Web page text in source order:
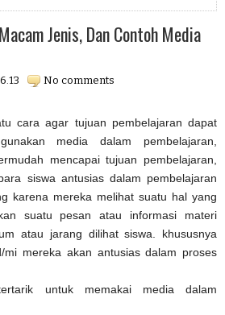
Jenis, Dan Contoh Media
No comments
cara agar tujuan pembelajaran dapat
media dalam pembelajaran,
mencapai tujuan pembelajaran,
siswa antusias dalam pembelajaran
karena mereka melihat suatu hal yang
suatu pesan atau informasi materi
atau jarang dilihat siswa. khususnya
mi mereka akan antusias dalam proses
untuk memakai media dalam